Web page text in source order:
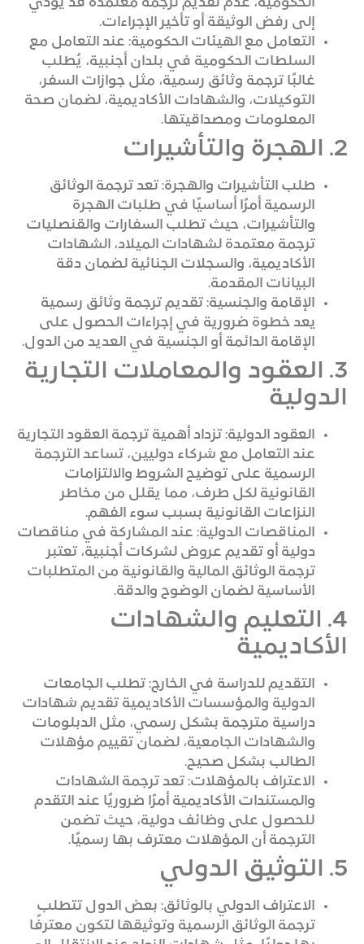
الحكومية، عدم تقديم ترجمة معتمدة قد يؤدي
إلى رفض الوثيقة أو تأخير الإجراءات.
التعامل مع الهيئات الحكومية: عند التعامل مع
السلطات الحكومية في بلدان أجنبية، يُطلب
غالبًا ترجمة وثائق رسمية، مثل جوازات السفر،
التوكيلات، والشهادات الأكاديمية، لضمان صحة
المعلومات ومصداقيتها.
2. الهجرة والتأشيرات
طلب التأشيرات والهجرة: تعد ترجمة الوثائق
الرسمية أمرًا أساسيًا في طلبات الهجرة
والتأشيرات، حيث تطلب السفارات والقنصليات
ترجمة معتمدة لشهادات الميلاد، الشهادات
الأكاديمية، والسجلات الجنائية لضمان دقة
البيانات المقدمة.
الإقامة والجنسية: تقديم ترجمة وثائق رسمية
يعد خطوة ضرورية في إجراءات الحصول على
الإقامة الدائمة أو الجنسية في العديد من الدول.
3. العقود والمعاملات التجارية
الدولية
العقود الدولية: تزداد أهمية ترجمة العقود التجارية
عند التعامل مع شركاء دوليين، تساعد الترجمة
الرسمية على توضيح الشروط والالتزامات
القانونية لكل طرف، مما يقلل من مخاطر
النزاعات القانونية بسبب سوء الفهم.
المناقصات الدولية: عند المشاركة في مناقصات
دولية أو تقديم عروض لشركات أجنبية، تعتبر
ترجمة الوثائق المالية والقانونية من المتطلبات
الأساسية لضمان الوضوح والدقة.
4. التعليم والشهادات
الأكاديمية
التقديم للدراسة في الخارج: تطلب الجامعات
الدولية والمؤسسات الأكاديمية تقديم شهادات
دراسية مترجمة بشكل رسمي، مثل الدبلومات
والشهادات الجامعية، لضمان تقييم مؤهلات
الطالب بشكل صحيح.
الاعتراف بالمؤهلات: تعد ترجمة الشهادات
والمستندات الأكاديمية أمرًا ضروريًا عند التقدم
للحصول على وظائف دولية، حيث تضمن
الترجمة أن المؤهلات معترف بها رسميًا.
5. التوثيق الدولي
الاعتراف الدولي بالوثائق: بعض الدول تتطلب
ترجمة الوثائق الرسمية وتوثيقها لتكون معترفًا